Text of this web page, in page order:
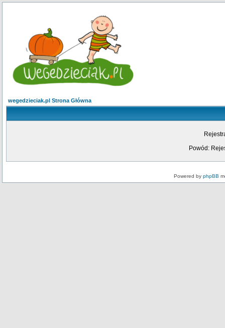
wegedzieciak.pl Strona Główna
Powód:
Powered by phpBB